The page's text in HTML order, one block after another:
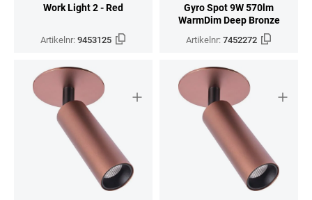
Work Light 2 - Red
Artikelnr:9453125
Gyro Spot 9W 570lm
WarmDim Deep Bronze
Artikelnr:7452272